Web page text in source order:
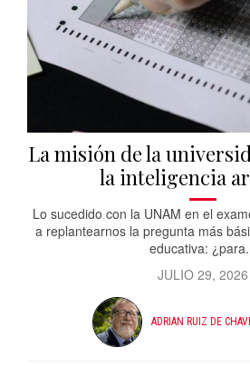
La misión de la
la inteligencia
Lo sucedido con la UNAM en el
a replantearnos la pregunta más
educativa:
JULIO 29, 2026
ADRIAN RUIZ DE